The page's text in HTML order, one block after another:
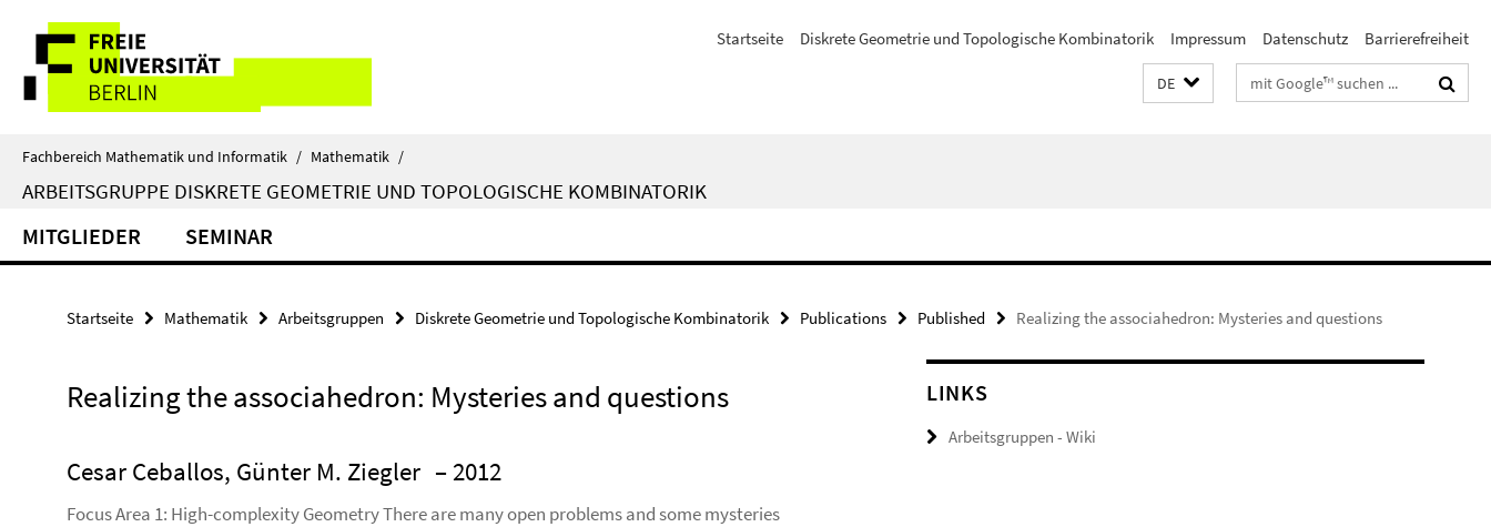
direkt
Inhalt
Service-
Navigation
Startseite Diskrete Geometrie und Topologische Kombinatorik Impressum Datenschutz Barrierefreiheit
DE Suchbegriffe
Fachbereich Mathematik und Informatik / Mathematik /
ARBEITSGRUPPE DISKRETE GEOMETRIE UND TOPOLOGISCHE KOMBINATORIK
MITGLIEDER SEMINAR
Startseite Mathematik Arbeitsgruppen Diskrete Geometrie und Topologische Kombinatorik Publications Published Realizing the associahedron: Mysteries and questions
Realizing the associahedron: Mysteries and questions
Cesar Ceballos, Günter M. Ziegler – 2012
Focus Area 1: High-complexity Geometry There are many open problems and some mysteries
LINKS
Arbeitsgruppen - Wiki